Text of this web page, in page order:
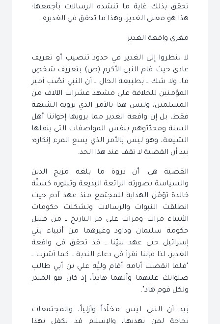
تحقق بذلك غاية ما تنشده الرسالات بأجمعها؛
هذا هو معنى الغدير، وهذا ما تحقق في الغدير».
مغزى واقعة الغدير
لا تنظروا إلى الغدير في حدود تنصيب أو تعريف
عادي حيث قام النبي الأكرم (ص) بتعريف شخصٍ
ما، ولا شك ــ بطبيعة الحال ــ أن النبي نصّب أمير
المؤمنين للخلافة على مشهد عشرات الآلاف من
المسلمين، وليس هذا بالأمر الذي يرويه الشيعة
فقط، بل إن واقعة الغدير مما يرويها إخواننا أهل
السنة ومحدّثوهم بنفس المواصفات التي ينقلها
الشيعة، وهو ليس بالأمر الذي يسع المرء إنكاره؛
بيد أن القضية لا تقف عند هذا الحد.
القضية هي: أن ذروة ما بلغه مزيج الدين
والسياسة بصورته الرائعة البديعة وتبلوره كسنّة
خالدة تؤمّن الهداية للمجتمع منذ عهد آدم حيث
انطلقت النبوات والرسالات وتشكلت حكومات
الأنبياء مرات ومرات على مر التاريخ ــ من قبيل
حكومة سليمان وداود وغيرهما من أنبياء بني
إسرائيل حتى عهد نبيّنا ــ قد تحقق في واقعة
الغدير، لذا فإننا نقرأ في دعاء الندبة ــ كما أشرت ــ
"فلما انقضت أيامه أقام وليَّه علي بن أبي طالب
صلواتك عليهما وآلهما هادياً، إذ كان هو المنذر
ولكل قوم هاد".
بيد أن النبي ليس مخلّداً وأزلياً، والمجتمعات
بحاجة لمن يهديها، والإسلام قد تكفل بهذا